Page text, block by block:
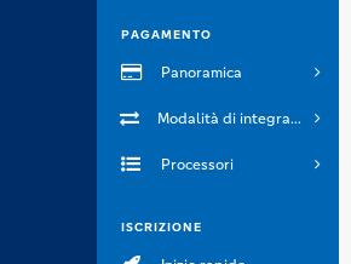
PAGAMENTO
Panoramica
Modalità di integrazione
Processori
ISCRIZIONE